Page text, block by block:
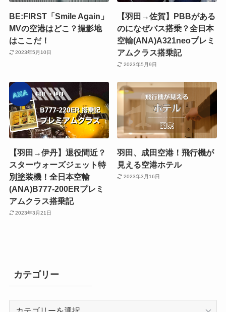
BE:FIRST「Smile Again」
MVの空港はどこ？撮影地
はここだ！
2023年5月10日
【羽田→佐賀】PBBがある
のになぜバス搭乗？全日本
空輸(ANA)A321neoプレミ
アムクラス搭乗記
2023年5月9日
【羽田→伊丹】退役間近？
スターウォーズジェット特
別塗装機！全日本空輸
(ANA)B777-200ERプレミ
アムクラス搭乗記
2023年3月21日
羽田、成田空港！飛行機が
見える空港ホテル
2023年3月16日
カテゴリー